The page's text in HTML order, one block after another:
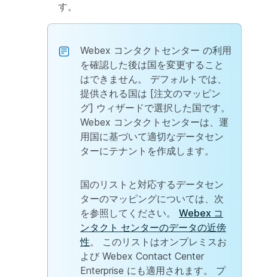
す。
Webex コンタクトセンター の利用
を確認した後は国を変更すること
はできません。 デフォルトでは、
提供される国は [注文のマッピン
グ] ウィザードで選択した国です。
Webex コンタクトセンターは、運
用国に基づいて適切なデータセン
ターにテナントを作成します。
国のリストと対応するデータセン
ターのマッピングについては、次
を参照してください。 Webex コ
ンタクト センターのデータの近傍
性。 このリストはオンプレミスお
よび Webex Contact Center
Enterprise にも適用されます。 プ